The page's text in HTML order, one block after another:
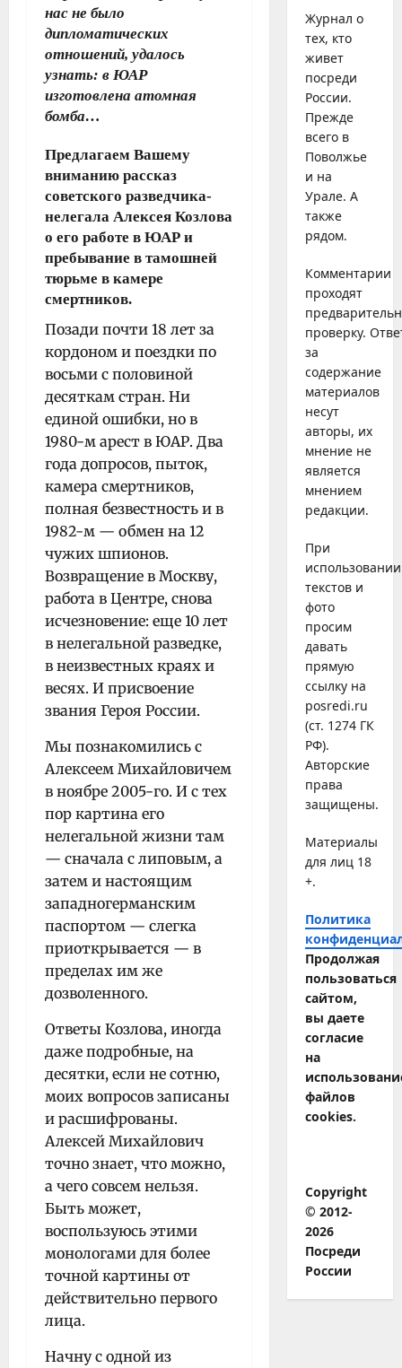
нас не было
дипломатических
отношений, удалось
узнать: в ЮАР
изготовлена атомная
бомба…
Предлагаем Вашему
вниманию рассказ
советского разведчика-
нелегала Алексея Козлова
о его работе в ЮАР и
пребывание в тамошней
тюрьме в камере
смертников.
Позади почти 18 лет за
кордоном и поездки по
восьми с половиной
десяткам стран. Ни
единой ошибки, но в
1980-м арест в ЮАР. Два
года допросов, пыток,
камера смертников,
полная безвестность и в
1982-м — обмен на 12
чужих шпионов.
Возвращение в Москву,
работа в Центре, снова
исчезновение: еще 10 лет
в нелегальной разведке,
в неизвестных краях и
весях. И присвоение
звания Героя России.
Мы познакомились с
Алексеем Михайловичем
в ноябре 2005-го. И с тех
пор картина его
нелегальной жизни там
— сначала с липовым, а
затем и настоящим
западногерманским
паспортом — слегка
приоткрывается — в
пределах им же
дозволенного.
Ответы Козлова, иногда
даже подробные, на
десятки, если не сотню,
моих вопросов записаны
и расшифрованы.
Алексей Михайлович
точно знает, что можно,
а чего совсем нельзя.
Быть может,
воспользуюсь этими
монологами для более
точной картины от
действительно первого
лица.
Начну с одной из
Журнал о
тех, кто
живет
посреди
России.
Прежде
всего в
Поволжье
и на
Урале. А
также
рядом.
Комментарии
проходят
проверку.
за
содержание
материалов
несут
авторы, их
мнение не
является
мнением
редакции.
При
использовании
текстов и
фото
просим
давать
прямую
ссылку на
posredi.ru
(ст. 1274 ГК
РФ).
Авторские
права
защищены.
Материалы
для лиц 18
+.
Политика
Продолжая
пользоваться
сайтом,
вы даете
согласие
на
файлов
cookies.
Copyright
© 2012-
2026
Посреди
России